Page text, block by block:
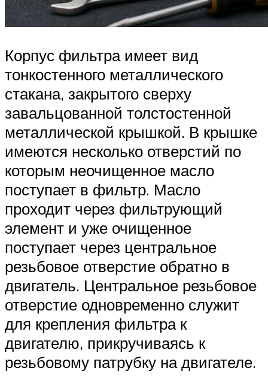
Корпус фильтра имеет вид
тонкостенного металлического
стакана, закрытого сверху
завальцованной толстостенной
металлической крышкой. В крышке
имеются несколько отверстий по
которым неочищенное масло
поступает в фильтр. Масло
проходит через фильтрующий
элемент и уже очищенное
поступает через центральное
резьбовое отверстие обратно в
двигатель. Центральное резьбовое
отверстие одновременно служит
для крепления фильтра к
двигателю, прикручиваясь к
резьбовому патрубку на двигателе.